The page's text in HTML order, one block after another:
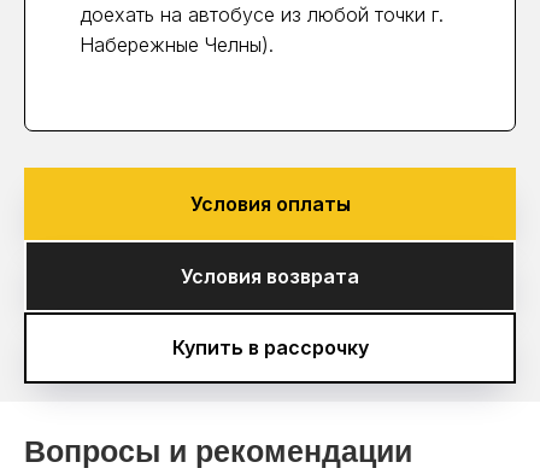
доехать на автобусе из любой точки г.
Набережные Челны).
Условия оплаты
Условия возврата
Купить в рассрочку
Вопросы и рекомендации